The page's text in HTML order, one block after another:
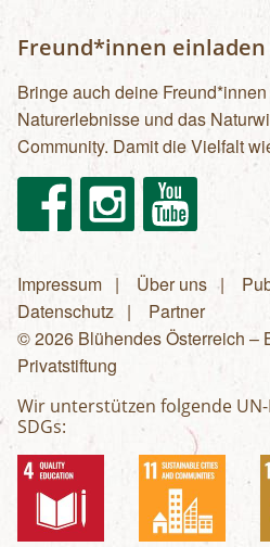
Freund*innen einladen
Bringe auch deine
Naturerlebnisse und das
Community. Damit die Vielfalt
FacebookInstagram Youtube
Fußzeilenmenü
Impressum Über uns
Datenschutz
Partner
© 2026 Blühendes Österreich –
Privatstiftung
Wir unterstützen folgende
SDGs: